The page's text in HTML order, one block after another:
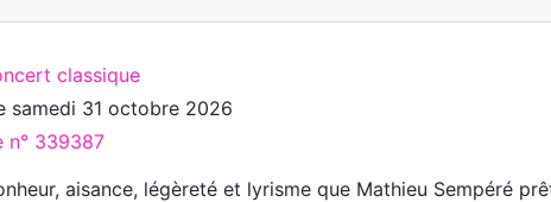
classique
samedi 31 octobre 2026
n° 339387
aisance, légèreté et lyrisme que Mathieu Sempéré